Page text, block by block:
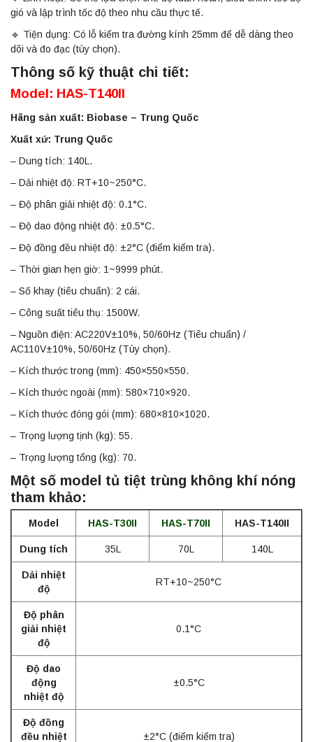
gió và lập trình tốc độ theo nhu cầu thực tế.
🔹 Tiện dụng: Có lỗ kiểm tra đường kính 25mm để dễ dàng theo
dõi và đo đạc (tùy chọn).
Thông số kỹ thuật chi tiết:
Model: HAS-T140II
Hãng sản xuất: Biobase – Trung Quốc
Xuất xứ: Trung Quốc
– Dung tích: 140L.
– Dải nhiệt độ: RT+10~250°C.
– Độ phân giải nhiệt độ: 0.1°C.
– Độ dao động nhiệt độ: ±0.5°C.
– Độ đồng đều nhiệt độ: ±2°C (điểm kiểm tra).
– Thời gian hẹn giờ: 1~9999 phút.
– Số khay (tiêu chuẩn): 2 cái.
– Công suất tiêu thụ: 1500W.
– Nguồn điện: AC220V±10%, 50/60Hz (Tiêu chuẩn) /
AC110V±10%, 50/60Hz (Tùy chọn).
– Kích thước trong (mm): 450×550×550.
– Kích thước ngoài (mm): 580×710×920.
– Kích thước đóng gói (mm): 680×810×1020.
– Trọng lượng tịnh (kg): 55.
– Trọng lượng tổng (kg): 70.
Một số model tủ tiệt trùng không khí nóng
tham khảo:
Model HAS-T30II HAS-T70II HAS-T140II
Dung tích 35L 70L 140L
Dải nhiệt
độ
RT+10~250°C
Độ phân
giải nhiệt
độ
0.1°C
Độ dao
động
nhiệt độ
±0.5°C
Độ đồng
đều nhiệt
±2°C (điểm kiểm tra)